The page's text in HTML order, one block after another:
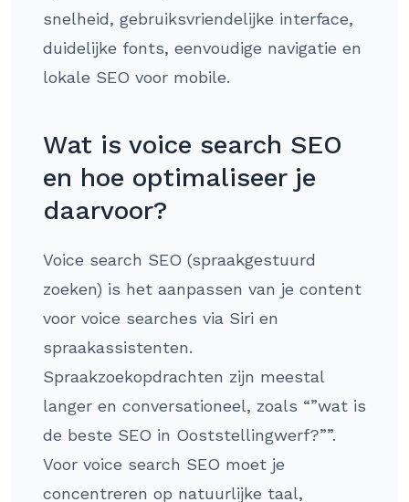
snelheid, gebruiksvriendelijke interface,
duidelijke fonts, eenvoudige navigatie en
lokale SEO voor mobile.
Wat is voice search SEO
en hoe optimaliseer je
daarvoor?
Voice search SEO (spraakgestuurd
zoeken) is het aanpassen van je content
voor voice searches via Siri en
spraakassistenten.
Spraakzoekopdrachten zijn meestal
langer en conversationeel, zoals “”wat is
de beste SEO in Ooststellingwerf?””.
Voor voice search SEO moet je
concentreren op natuurlijke taal,